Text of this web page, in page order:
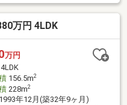
万円 4LDK
万円
4LDK
156.5m2
228m2
1993年12月(築32年9ヶ月)